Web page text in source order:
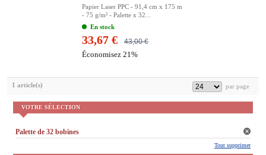
VOTRE SÉLECTION
Palette de 32 bobines
Tout supprimer
Papier Laser PPC - 91,4 cm x 175 m
- 75 g/m² - Palette x 32...
En stock
43,00 €
33,67 €
Économisez 21%
1 article(s)